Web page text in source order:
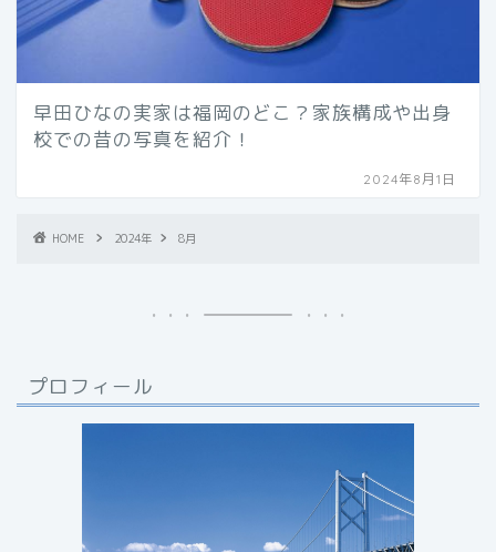
早田ひなの実家は福岡のどこ？家族構成や出身
校での昔の写真を紹介！
2024年8月1日
HOME 2024年 8月
プロフィール